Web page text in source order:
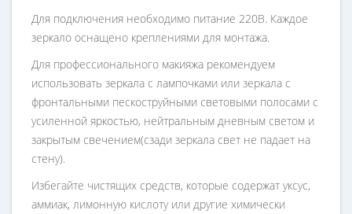
Для подключения необходимо питание 220В. Каждое
зеркало оснащено креплениями для монтажа.
Для профессионального макияжа рекомендуем
использовать зеркала с лампочками или зеркала с
фронтальными пескоструйными световыми полосами с
усиленной яркостью, нейтральным дневным светом и
закрытым свечением(сзади зеркала свет не падает на
стену).
Избегайте чистящих средств, которые содержат уксус,
аммиак, лимонную кислоту или другие химически